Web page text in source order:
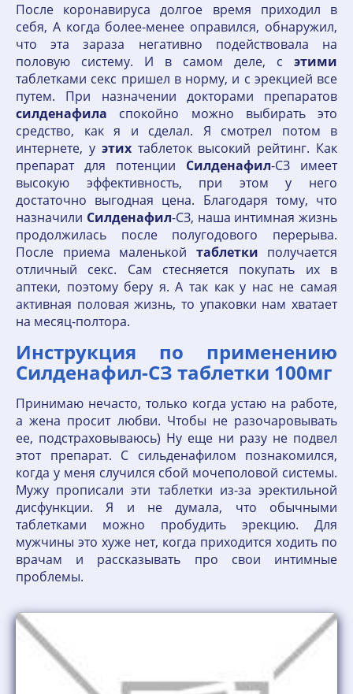
После коронавируса долгое время приходил в
себя, А когда более-менее оправился, обнаружил,
что эта зараза негативно подействовала на
половую систему. И в самом деле, с этими
таблетками секс пришел в норму, и с эрекцией все
путем. При назначении докторами препаратов
силденафила спокойно можно выбирать это
средство, как я и сделал. Я смотрел потом в
интернете, у этихтаблеток высокий рейтинг. Как
препарат для потенции Силденафил-СЗ имеет
высокую эффективность, при этом у него
достаточно выгодная цена. Благодаря тому, что
назначили Силденафил-СЗ, наша интимная жизнь
продолжилась после полугодового перерыва.
После приема маленькой таблетки получается
отличный секс. Сам стесняется покупать их в
аптеки, поэтому беру я. А так как у нас не самая
активная половая жизнь, то упаковки нам хватает
на месяц-полтора.
Инструкция по применению
Силденафил-СЗ таблетки 100мг
Принимаю нечасто, только когда устаю на работе,
а жена просит любви. Чтобы не разочаровывать
ее, подстраховываюсь) Ну еще ни разу не подвел
этот препарат. С сильденафилом познакомился,
когда у меня случился сбой мочеполовой системы.
Мужу прописали эти таблетки из-за эректильной
дисфункции. Я и не думала, что обычными
таблетками можно пробудить эрекцию. Для
мужчины это хуже нет, когда приходится ходить по
врачам и рассказывать про свои интимные
проблемы.